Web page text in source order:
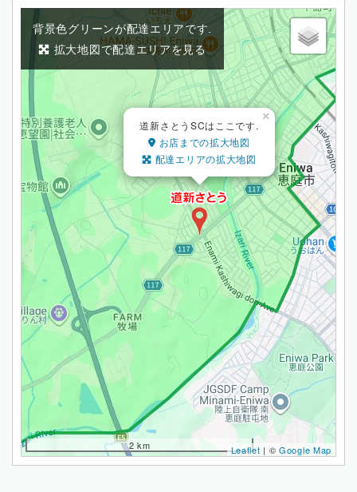
道新さとうSCはここです.
お店までの拡大地図
配達エリアの拡大地図
×
2 km Leaflet | © Google Map
背景色グリーンが配達エリアです.
拡大地図で配達エリアを見る